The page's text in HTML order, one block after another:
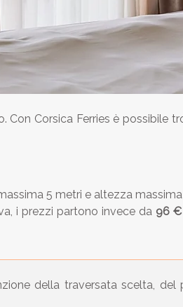
Corsica Ferries è possibile
5 metri e altezza
i prezzi partono invece da 96 €
della traversata scelta, del